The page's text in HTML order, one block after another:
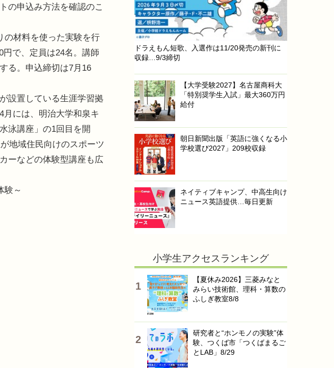
の申込み方法を確認のこ
の材料を使った実験を行
で、定員は24名。講師
る。申込締切は7月16
設置している生涯学習拠
には、明治大学和泉キ
泳講座」の1回目を開
地域住民向けのスポーツ
ーなどの体験型講座も広
験～
ドラえもん短歌、入選作は11/20発売の新刊に
収録…9/3締切
【大学受験2027】名古屋商科大
「特別奨学生入試」最大360万円
給付
朝日新聞出版「英語に強くなる小
学校選び2027」209校収録
ネイティブキャンプ、中高生向け
ニュース英語提供…毎日更新
小学生アクセスランキング
【夏休み2026】三菱みなと
みらい技術館、理科・算数の
ふしぎ教室8/8
研究者と“ホンモノの実験”体
験、つくば市「つくばまるご
とLAB」8/29